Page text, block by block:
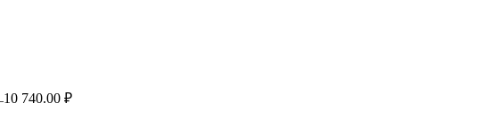
10 740.00 ₽